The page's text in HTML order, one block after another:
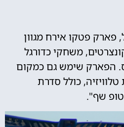
פארק פטקו אירח מגוון
משחקי כדורגל
הפארק שימש גם כמקום
כולל סדרת
שף".